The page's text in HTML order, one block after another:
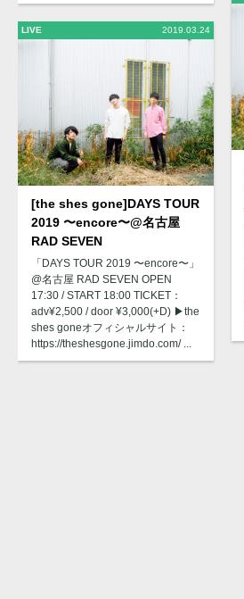
LIVE 2019.03.24
[the shes gone]DAYS TOUR
2019 〜encore〜@名古屋
RAD SEVEN
「DAYS TOUR 2019 〜encore〜」
@名古屋 RAD SEVEN OPEN
17:30 / START 18:00 TICKET：
adv¥2,500 / door ¥3,000(+D) ▶︎the
shes goneオフィシャルサイト：
https://theshesgone.jimdo.com/ ...